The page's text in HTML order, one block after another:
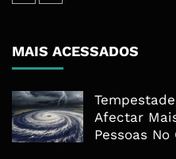
MAIS ACESSADOS
Afectar
Pessoas